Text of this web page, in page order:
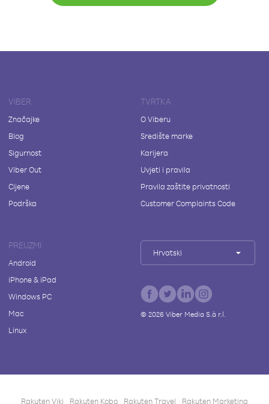
VIBER
Značajke
Blog
Sigurnost
Viber Out
Cijene
Podrška
TVRTKA
O Viberu
Središte marke
Karijera
Uvjeti i pravila
Pravila zaštite privatnosti
Customer Complaints Code
PREUZMI
Android
iPhone & iPad
Windows PC
Mac
Linux
Hrvatski
© 2026Viber Media S.à r.l.
Rakuten Viki Rakuten Kobo Rakuten Travel Rakuten Marketing